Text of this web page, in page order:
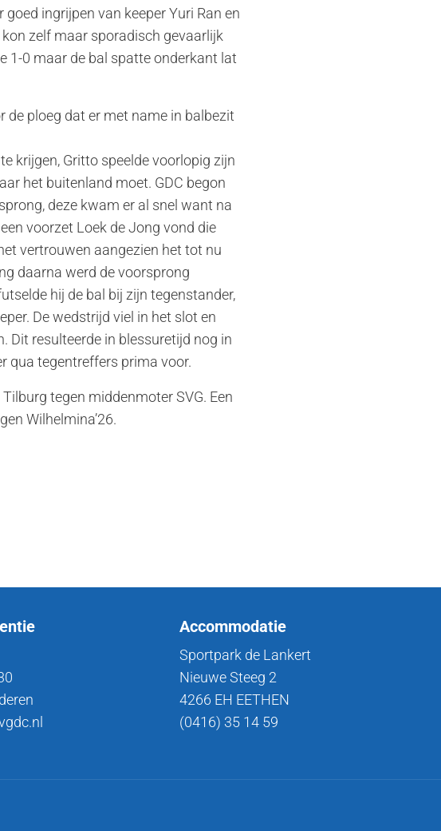
ingrijpen van keeper Yuri Ran en
zelf maar sporadisch gevaarlijk
1-0 maar de bal spatte onderkant lat
de ploeg dat er met name in balbezit
krijgen, Gritto speelde voorlopig zijn
het buitenland moet. GDC begon
deze kwam er al snel want na
voorzet Loek de Jong vond die
vertrouwen aangezien het tot nu
daarna werd de voorsprong
hij de bal bij zijn tegenstander,
De wedstrijd viel in het slot en
Dit resulteerde in blessuretijd nog in
qua tegentreffers prima voor.
tegen middenmoter SVG. Een
Wilhelmina’26.
Accommodatie
Sportpark de Lankert
Nieuwe Steeg 2
4266 EH EETHEN
(0416) 35 14 59